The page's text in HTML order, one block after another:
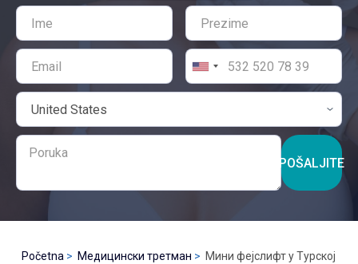
POŠALJITE
Početna Медицински третман Мини фејслифт у Турској